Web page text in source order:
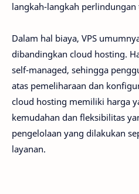
langkah-langkah perlindungan
Dalam hal biaya, VPS
dibandingkan cloud hosting.
self-managed, sehingga
atas pemeliharaan dan
cloud hosting memiliki harga
kemudahan dan fleksibilitas
pengelolaan yang dilakukan
layanan.